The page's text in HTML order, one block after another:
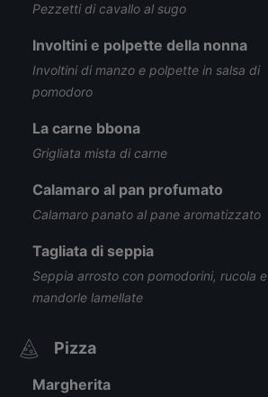
Pezzetti di cavallo al sugo
Involtini e polpette della nonna
Involtini di manzo e polpette in salsa di
pomodoro
La carne bbona
Grigliata mista di carne
Calamaro al pan profumato
Calamaro panato al pane aromatizzato
Tagliata di seppia
Seppia arrosto con pomodorini, rucola e
mandorle lamellate
Pizza
Margherita